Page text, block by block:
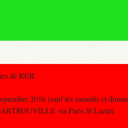
de RER.
2016 (sauf les samedis et
via Paris St Lazare